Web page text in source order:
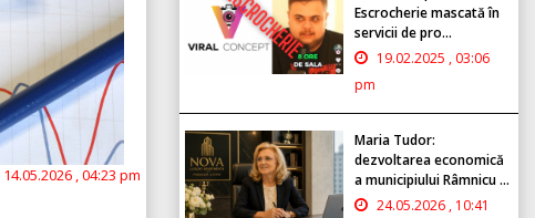
14.05.2026 , 04:23 pm
Escrocherie mascată în
servicii de pro...
19.02.2025 , 03:06
pm
Maria Tudor:
dezvoltarea economică
a municipiului Râmnicu ...
24.05.2026 , 10:41